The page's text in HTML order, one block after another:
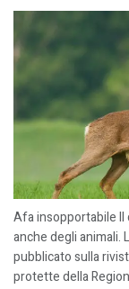
Afa insopportabile Il
anche degli animali.
pubblicato sulla
protette della